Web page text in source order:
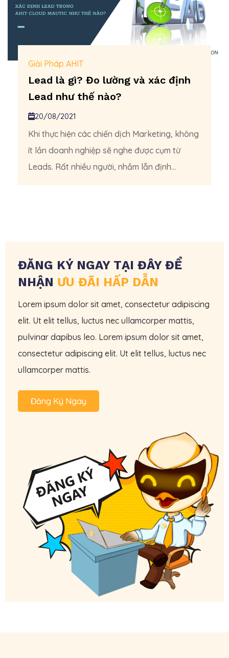
Giải Pháp AHIT
Lead là gì? Đo lường và xác định
Lead như thế nào?
20/08/2021
Khi thực hiện các chiến dịch Marketing, không
ít lần doanh nghiệp sẽ nghe được cụm từ
Leads. Rất nhiều người, nhầm lẫn định...
ĐĂNG KÝ NGAY TẠI ĐÂY ĐỂ
NHẬN ƯU ĐÃI HẤP DẪN
Lorem ipsum dolor sit amet, consectetur adipiscing
elit. Ut elit tellus, luctus nec ullamcorper mattis,
pulvinar dapibus leo. Lorem ipsum dolor sit amet,
consectetur adipiscing elit. Ut elit tellus, luctus nec
ullamcorper mattis.
Đăng Ký Ngay